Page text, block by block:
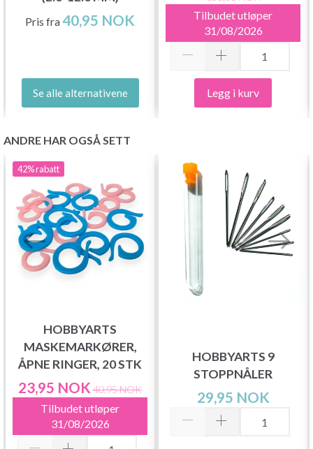
Pris fra40,95 NOK
Se alle alternativene
Tilbudet utløper
31/08/2026
Legg i kurv
ANDRE HAR OGSÅ SETT
42%rabatt
HOBBYARTS
MASKEMARKØRER,
ÅPNE RINGER, 20 STK
23,95 NOK 40,95 NOK
Tilbudet utløper
31/08/2026
HOBBYARTS 9
STOPPNÅLER
29,95 NOK